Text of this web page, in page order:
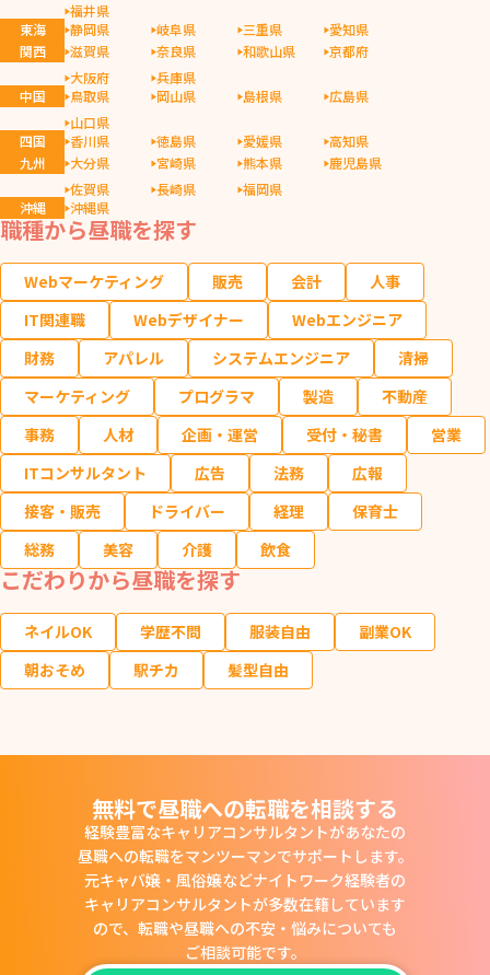
福井県
東海
静岡県 岐阜県 三重県
愛知県
関西
滋賀県 奈良県 和歌山県
京都府
大阪府
兵庫県
中国
鳥取県 岡山県 島根県
広島県
山口県
四国
香川県 徳島県 愛媛県
高知県
九州
大分県 宮崎県 熊本県
鹿児島県
佐賀県
長崎県
福岡県
沖縄
沖縄県
職種から昼職を探す
Webマーケティング 販売 会計
人事
IT関連職
Webデザイナー
Webエンジニア
財務
アパレル システムエンジニア
清掃
マーケティング
プログラマ 製造
不動産
事務
人材 企画・運営 受付・秘書
営業
ITコンサルタント
広告 法務
広報
接客・販売
ドライバー 経理
保育士
総務
美容 介護 飲食
こだわりから昼職を探す
ネイルOK 学歴不問 服装自由
副業OK
朝おそめ
駅チカ 髪型自由
無料で昼職への転職を相談する
経験豊富なキャリアコンサルタントがあなたの
昼職への転職をマンツーマンでサポートします。
元キャバ嬢・風俗嬢などナイトワーク経験者の
キャリアコンサルタントが多数在籍しています
ので、 転職や昼職への不安・悩みについても
ご相談可能です。